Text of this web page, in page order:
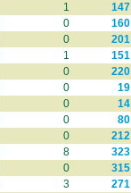
1 147
0 160
0 201
1 151
0 220
0 19
0 14
0 80
0 212
8 323
0 315
3 271